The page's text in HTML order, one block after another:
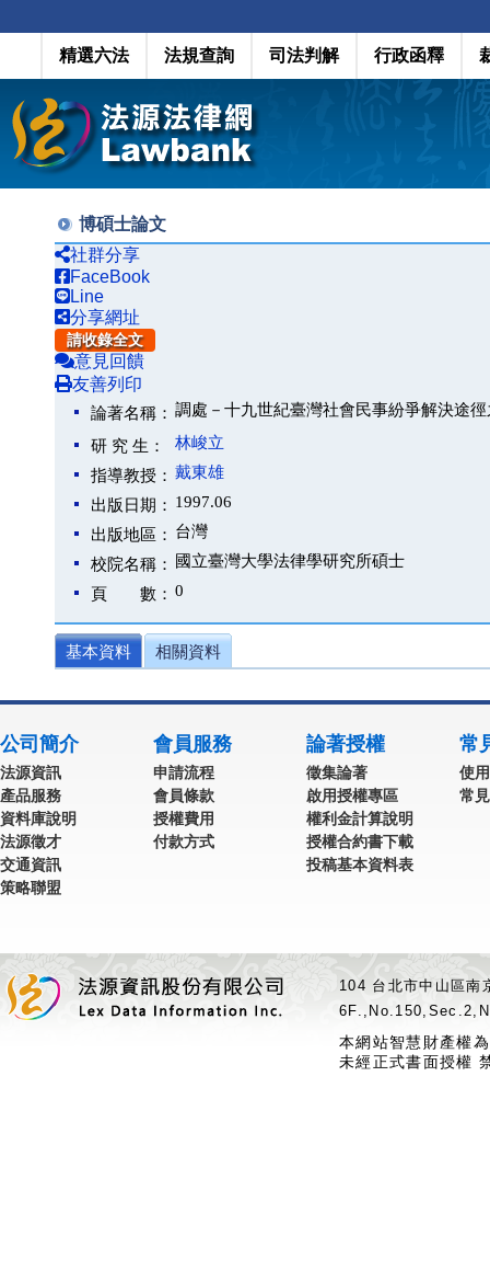
精選六法 法規查詢 司法判解 行政函釋
博碩士論文
社群分享
FaceBook
Line
分享網址
請收錄全文
意見回饋
友善列印
論著名稱： 調處－十九世紀臺灣社會民事紛爭解決途
研 究 生：
林峻立
指導教授： 戴東雄
出版日期： 1997.06
出版地區： 台灣
校院名稱：
國立臺灣大學法律學研究所碩士
頁 數： 0
基本資料 相關資料
公司簡介
法源資訊
產品服務
資料庫說明
法源徵才
交通資訊
策略聯盟
會員服務
申請流程
會員條款
授權費用
付款方式
論著授權
徵集論著
啟用授權專區
權利金計算說明
授權合約書下載
投稿基本資料表
常
使
常
104 台北市中山區
本網站智慧財產權
未經正式書面授權